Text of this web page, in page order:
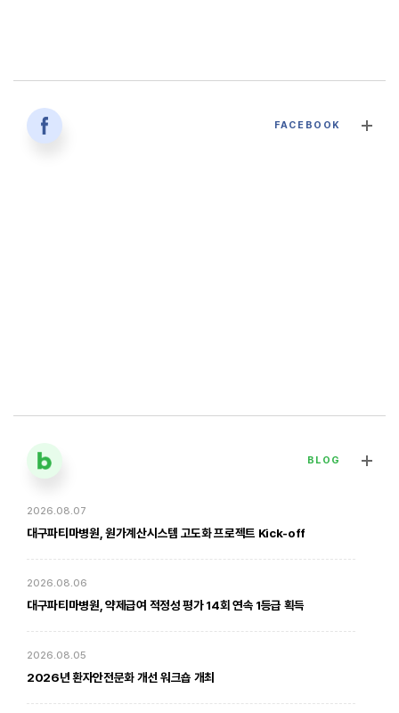
[대구파티마병원] 심장혈관흉부외과 김병호 의무원장 인터뷰 | 진료·
전문분야 이야기
2026. 01. 20
FACEBOOK
BLOG
2026.08.07
대구파티마병원, 원가계산시스템 고도화 프로젝트 Kick-off
2026.08.06
대구파티마병원, 약제급여 적정성 평가 14회 연속 1등급 획득
2026.08.05
2026년 환자안전문화 개선 워크숍 개최